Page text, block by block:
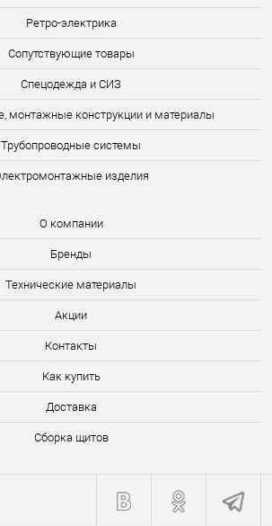
Ретро-электрика
Сопутствующие товары
Спецодежда и СИЗ
монтажные конструкции и материалы
Трубопроводные системы
изделия
О компании
Бренды
Технические материалы
Акции
Контакты
Как купить
Доставка
Сборка щитов